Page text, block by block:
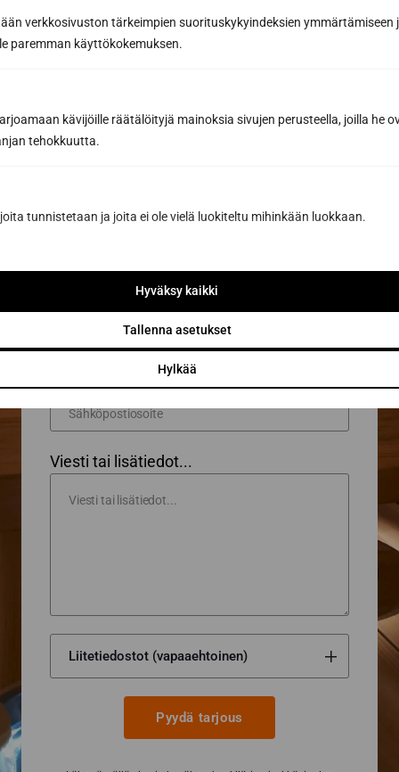
verkkosivuston tärkeimpien suorituskykyindeksien ymmärtämiseen
paremman käyttökokemuksen.
kävijöille räätälöityjä mainoksia sivujen perusteella, joilla he
tehokkuutta.
tunnistetaan ja joita ei ole vielä luokiteltu mihinkään luokkaan.
Hylkää
Tallenna asetukset
Hyväksy kaikki
Etunimi *
Sukunimi *
Sähköposti *
Viesti tai lisätiedot...
Pyydä tarjous